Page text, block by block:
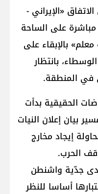
«الإيراني -
على الساحة
معلم» بالإبقاء على
بانتظار
في المنطقة.
الحقيقية بدأت
بيان إعلان النيات
إيجاد مخارج
الحرب.
جدّية واشنطن
أساسا للنظر